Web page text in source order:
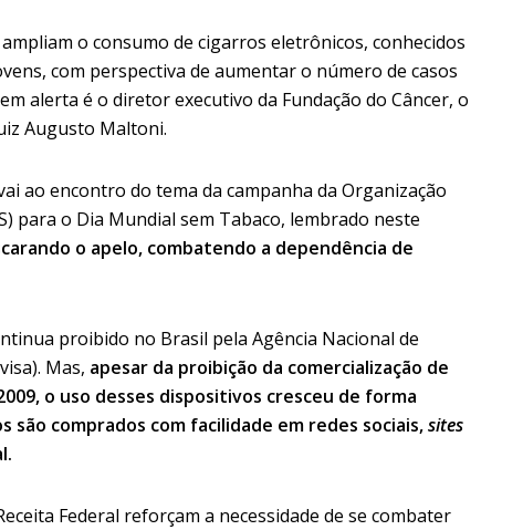
o consumo de cigarros eletrônicos, conhecidos
com perspectiva de aumentar o número de casos
alerta é o diretor executivo da Fundação do Câncer, o
Augusto Maltoni.
ao encontro do tema da campanha da Organização
para o Dia Mundial sem Tabaco, lembrado neste
o apelo, combatendo a dependência de
proibido no Brasil pela Agência Nacional de
Mas, apesar da proibição da comercialização de
o uso desses dispositivos cresceu de forma
são comprados com facilidade em redes sociais,sites
Federal reforçam a necessidade de se combater